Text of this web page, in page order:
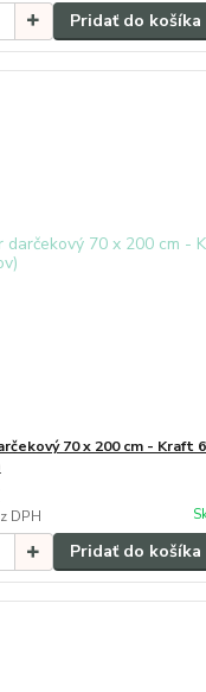
Pridať do košíka
70 x 200 cm - Kraft
DPH
Pridať do košíka